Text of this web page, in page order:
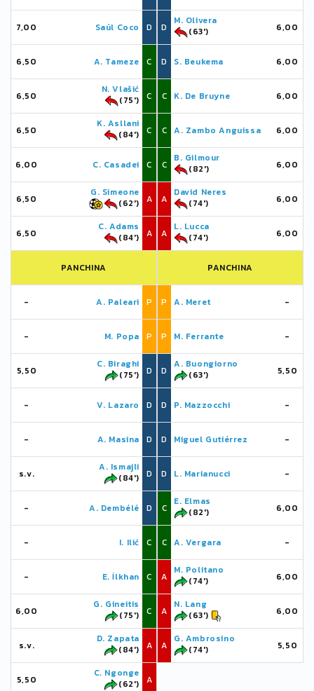
7,00 Saúl Coco D
6,50 A. Tameze C
6,50
N. Vlašić
(75')
C
6,50
K. Asllani
(84')
C
6,00 C. Casadei C
6,50
G. Simeone
(62')
A
6,50
C. Adams
(84')
A
PANCHINA
- A. Paleari P
- M. Popa P
5,50
C. Biraghi
(75')
D
- V. Lazaro D
- A. Masina D
s.v.
A. Ismajli
(84')
D
- A. Dembélé D
- I. Ilić C
- E. İlkhan C
6,00
G. Gineitis
(75')
C
s.v.
D. Zapata
(84')
A
5,50
C. Ngonge
(62')
A
D
M. Olivera
(63')
6,00
D S. Beukema 6,00
C K. De Bruyne 6,00
C A. Zambo Anguissa 6,00
C
B. Gilmour
(82')
6,00
A
David Neres
(74')
6,00
A
L. Lucca
(74')
6,00
PANCHINA
P A. Meret -
P M. Ferrante -
D
A. Buongiorno
(63')
5,50
D P. Mazzocchi -
D Miguel Gutiérrez -
D L. Marianucci -
C
E. Elmas
(82')
6,00
C A. Vergara -
A
M. Politano
(74')
6,00
A
N. Lang
(63')
6,00
A
G. Ambrosino
(74')
5,50